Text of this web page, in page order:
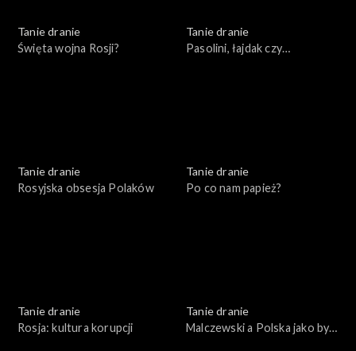
Tanie dranie
Święta wojna Rosji?
Tanie dranie
Pasolini, łajdak czy
Tanie dranie
Rosyjska obsesja Polaków
Tanie dranie
Po co nam papież?
Tanie dranie
Rosja: kultura korupcji
Tanie dranie
Malczewski a Polska jako byt